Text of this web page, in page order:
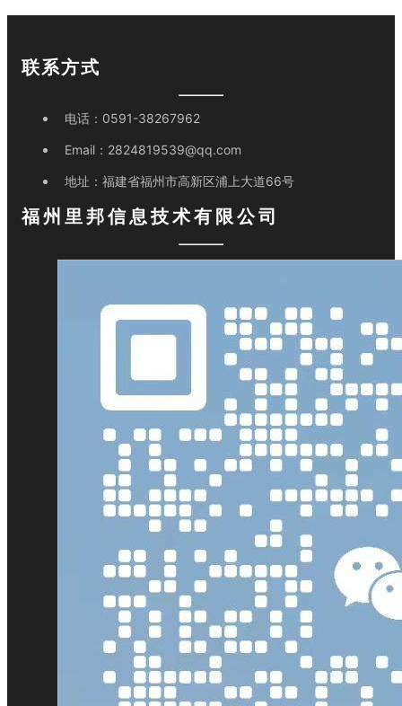
联系方式
电话： 0591-38267962
Email： 2824819539@qq.com
地址： 福建省福州市高新区浦上大道66号
福州里邦信息技术有限公司